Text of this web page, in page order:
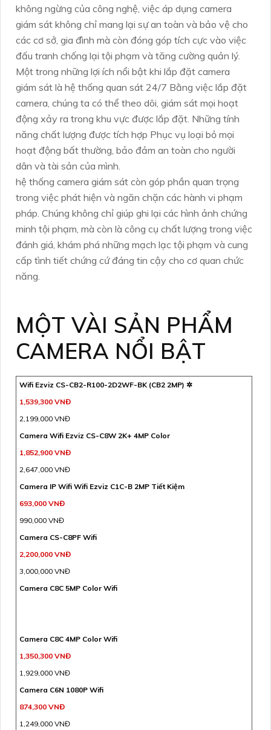
không ngừng của công nghệ, việc áp dụng camera
giám sát không chỉ mang lại sự an toàn và bảo vệ cho
các cơ sở, gia đình mà còn đóng góp tích cực vào việc
đấu tranh chống lại tội phạm và tăng cường quản lý.
Một trong những lợi ích nổi bật khi lắp đặt camera
giám sát là hệ thống quan sát 24/7 Bằng việc lắp đặt
camera, chúng ta có thể theo dõi, giám sát mọi hoạt
động xảy ra trong khu vực được lắp đặt. Những tính
năng chất lượng được tích hợp Phục vụ loại bỏ mọi
hoạt động bất thường, bảo đảm an toàn cho người
dân và tài sản của mình.
hệ thống camera giám sát còn góp phần quan trọng
trong việc phát hiện và ngăn chặn các hành vi phạm
pháp. Chúng không chỉ giúp ghi lại các hình ảnh chứng
minh tội phạm, mà còn là công cụ chất lượng trong việc
đánh giá, khám phá những mạch lạc tội phạm và cung
cấp tình tiết chứng cứ đáng tin cậy cho cơ quan chức
năng.
MỘT VÀI SẢN PHẨM
CAMERA NỔI BẬT
Wifi Ezviz CS-CB2-R100-2D2WF-BK (CB2 2MP) ✲
1,539,300 VNĐ
2,199,000 VNĐ
Camera Wifi Ezviz CS-C8W 2K+ 4MP Color
1,852,900 VNĐ
2,647,000 VNĐ
Camera IP Wifi Wifi Ezviz C1C-B 2MP Tiết Kiệm
693,000 VNĐ
990,000 VNĐ
Camera CS-C8PF Wifi
2,200,000 VNĐ
3,000,000 VNĐ
Camera C8C 5MP Color Wifi
Camera C8C 4MP Color Wifi
1,350,300 VNĐ
1,929,000 VNĐ
Camera C6N 1080P Wifi
874,300 VNĐ
1,249,000 VNĐ